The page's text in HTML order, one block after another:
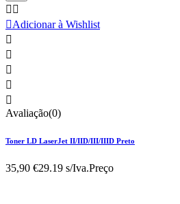
 
Adicionar à Wishlist





Avaliação(0)
Toner LD LaserJet II/IID/III/IIID Preto
35,90 €29.19 s/Iva.Preço